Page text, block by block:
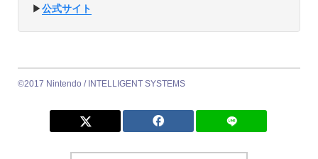
▶︎公式サイト
©2017 Nintendo / INTELLIGENT SYSTEMS